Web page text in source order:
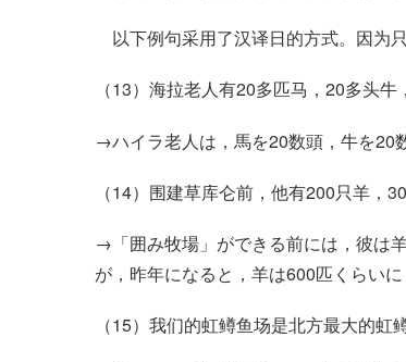
以下例句采用了汉译日的方式。因为
（13）海拉老人有20多匹马，20多头牛
→ハイラ老人は，馬を20数頭，牛を20
（14）围建草库仑前，他有200只羊，
→「囲み牧場」ができる前には，彼は
が，昨年になると，羊は600匹くらいに
（15）我们的虹鳟鱼场是北方最大的虹